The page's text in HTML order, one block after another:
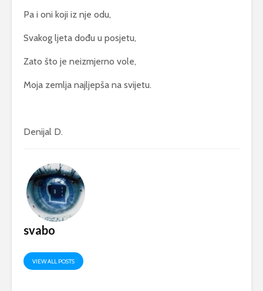
Pa i oni koji iz nje odu,
Svakog ljeta dođu u posjetu,
Zato što je neizmjerno vole,
Moja zemlja najljepša na svijetu.
Denijal D.
svabo
VIEW ALL POSTS